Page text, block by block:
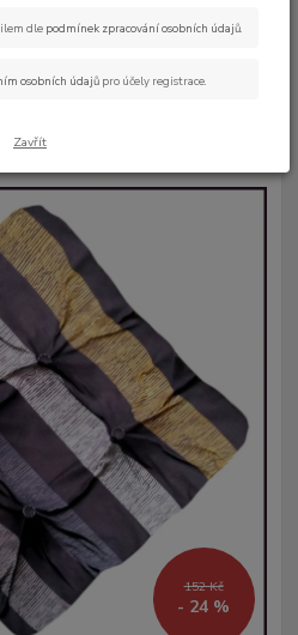
Bamberk – šedé
152 Kč
- 24 %
dle podmínek zpracování osobních údajů.
osobních údajů pro účely registrace.
Zavřít